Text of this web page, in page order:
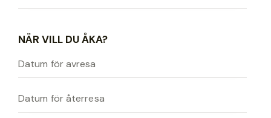
NÄR VILL DU ÅKA?